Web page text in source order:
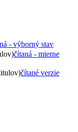
- výborný stav
čítaná - mierne
čítané verzie